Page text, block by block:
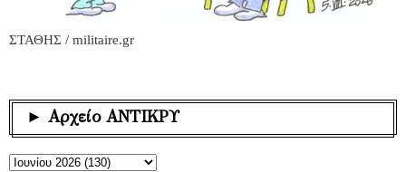
ΣΤΑΘΗΣ / militaire.gr
► Αρχείο ΑΝΤΙΚΡΥ